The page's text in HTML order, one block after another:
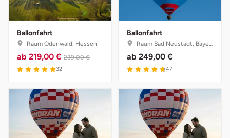
Ballonfahrt
Raum Odenwald, Hessen
ab 219,00 € 239,00 €
32
Ballonfahrt
Raum Bad Neustadt, Bayern
ab 249,00 €
47